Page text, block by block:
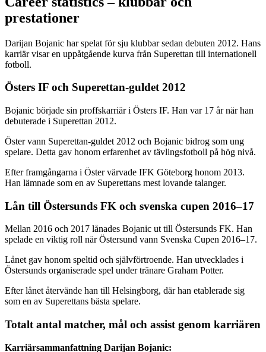
prestationer
Darijan Bojanic har spelat för sju klubbar sedan debuten 2012. Hans
karriär visar en uppåtgående kurva från Superettan till internationell
fotboll.
Östers IF och Superettan-guldet 2012
Bojanic började sin proffskarriär i Östers IF. Han var 17 år när han
debuterade i Superettan 2012.
Öster vann Superettan-guldet 2012 och Bojanic bidrog som ung
spelare. Detta gav honom erfarenhet av tävlingsfotboll på hög nivå.
Efter framgångarna i Öster värvade IFK Göteborg honom 2013.
Han lämnade som en av Superettans mest lovande talanger.
Lån till Östersunds FK och svenska cupen 2016–17
Mellan 2016 och 2017 lånades Bojanic ut till Östersunds FK. Han
spelade en viktig roll när Östersund vann Svenska Cupen 2016–17.
Lånet gav honom speltid och självförtroende. Han utvecklades i
Östersunds organiserade spel under tränare Graham Potter.
Efter lånet återvände han till Helsingborg, där han etablerade sig
som en av Superettans bästa spelare.
Totalt antal matcher, mål och assist genom karriären
Karriärsammanfattning Darijan Bojanic: